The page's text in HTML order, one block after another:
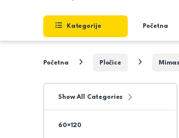
Kategorije Početna
Početna Pločice
Show All Categories
60×120